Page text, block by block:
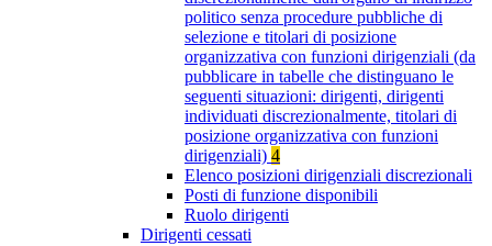
politico senza procedure pubbliche di
selezione e titolari di posizione
organizzativa con funzioni dirigenziali (da
pubblicare in tabelle che distinguano le
seguenti situazioni: dirigenti, dirigenti
individuati discrezionalmente, titolari di
posizione organizzativa con funzioni
dirigenziali) 4
Elenco posizioni dirigenziali discrezionali
Posti di funzione disponibili
Ruolo dirigenti
Dirigenti cessati